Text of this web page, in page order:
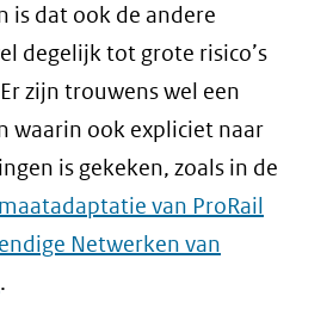
is dat ook de andere
degelijk tot grote risico’s
zijn trouwens wel een
waarin ook expliciet naar
is gekeken, zoals in de
van ProRail
Netwerken van
.